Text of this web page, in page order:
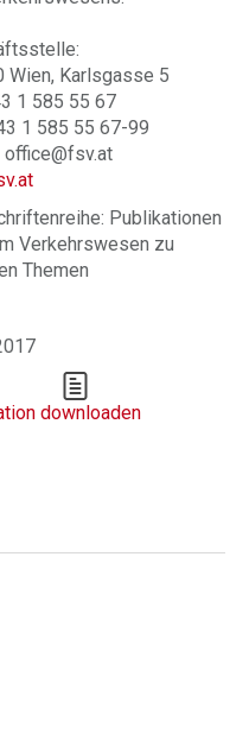
Wien, Karlsgasse 5
1 585 55 67
1 585 55 67-99
office@fsv.at
Publikationen
Verkehrswesen zu
Themen
downloaden